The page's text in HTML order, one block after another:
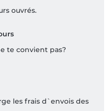
ouvrés.
te convient pas?
les frais d`envois des